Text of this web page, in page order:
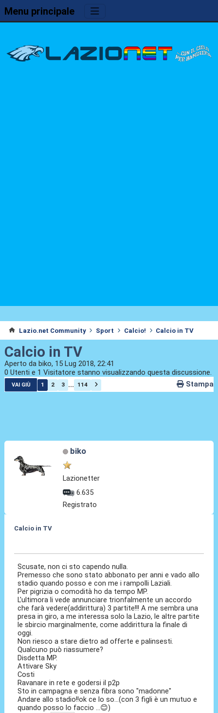
Menu principale
Lazio.net Community Sport Calcio! Calcio in TV
Calcio in TV
Aperto da biko, 15 Lug 2018, 22:41
0 Utenti e 1 Visitatore stanno visualizzando questa discussione.
VAI GIÙ 1 2 3 ... 114 Stampa
biko
Lazionetter
6.635
Registrato
Calcio in TV
Scusate, non ci sto capendo nulla.
Premesso che sono stato abbonato per anni e vado allo
stadio quando posso e con me i rampolli Laziali.
Per pigrizia o comodità ho da tempo MP.
L'ultimora li vede annunciare trionfalmente un accordo
che farà vedere(addirittura) 3 partite!!! A me sembra una
presa in giro, a me interessa solo la Lazio, le altre partite
le sbircio marginalmente, come addirittura la finale di
oggi.
Non riesco a stare dietro ad offerte e palinsesti.
Qualcuno può riassumere?
Disdetta MP.
Attivare Sky
Costi
Ravanare in rete e godersi il p2p
Sto in campagna e senza fibra sono "madonne"
Andare allo stadio!!ok ce lo so...(con 3 figli è un mutuo e
quando posso lo faccio ...😊)